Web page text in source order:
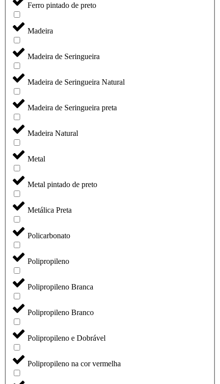
Ferro pintado de preto
Madeira
Madeira de Seringueira
Madeira de Seringueira Natural
Madeira de Seringueira preta
Madeira Natural
Metal
Metal pintado de preto
Metálica Preta
Policarbonato
Polipropileno
Polipropileno Branca
Polipropileno Branco
Polipropileno e Dobrável
Polipropileno na cor vermelha